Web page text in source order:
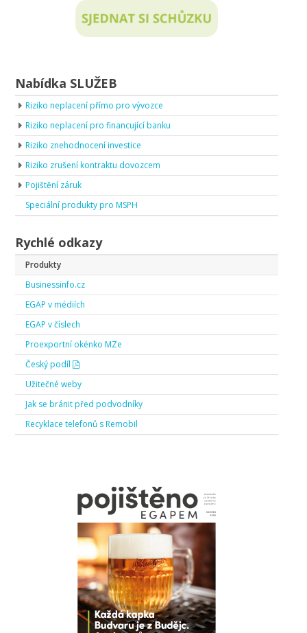
Nabídka SLUŽEB
Riziko neplacení přímo pro vývozce
Riziko neplacení pro financující banku
Riziko znehodnocení investice
Riziko zrušení kontraktu dovozcem
Pojištění záruk
Speciální produkty pro MSPH
Rychlé odkazy
Produkty
Businessinfo.cz
EGAP v médiích
EGAP v číslech
Proexportní okénko MZe
Český podíl
Užitečné weby
Jak se bránit před podvodníky
Recyklace telefonů s Remobil